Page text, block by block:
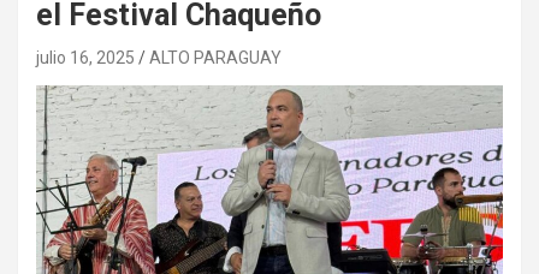
el Festival Chaqueño
julio 16, 2025 ALTO PARAGUAY